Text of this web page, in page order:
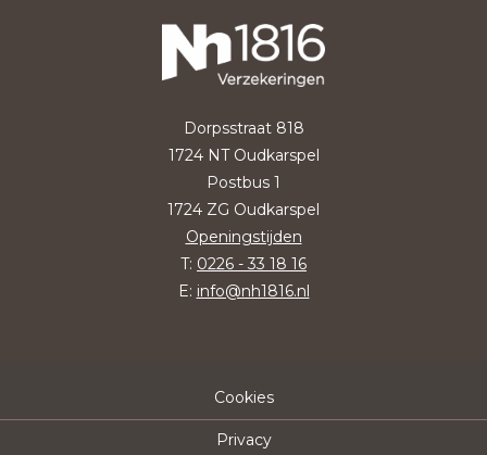
Dorpsstraat 818
1724 NT Oudkarspel
Postbus 1
1724 ZG Oudkarspel
Openingstijden
T: 0226 - 33 18 16
E: info@nh1816.nl
Cookies
Privacy